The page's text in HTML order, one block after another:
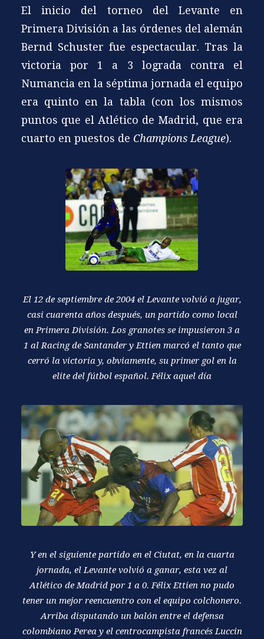
El inicio del torneo del Levante en
Primera División a las órdenes del alemán
Bernd Schuster fue espectacular. Tras la
victoria por 1 a 3 lograda contra el
Numancia en la séptima jornada el equipo
era quinto en la tabla (con los mismos
puntos que el Atlético de Madrid, que era
cuarto en puestos de Champions League).
El 12 de septiembre de 2004 el Levante volvió a jugar,
casi cuarenta años después, un partido como local
en Primera División. Los granotes se impusieron 3 a
1 al Racing de Santander y Ettien marcó el tanto que
cerró la victoria y, obviamente, su primer gol en la
elite del fútbol español. Félix aquel día
Y en el siguiente partido en el Ciutat, en la cuarta
jornada, el Levante volvió a ganar, esta vez al
Atlético de Madrid por 1 a 0. Félix Ettien no pudo
tener un mejor reencuentro con el equipo colchonero.
Arriba disputando un balón entre el defensa
colombiano Perea y el centrocampista francés Luccin